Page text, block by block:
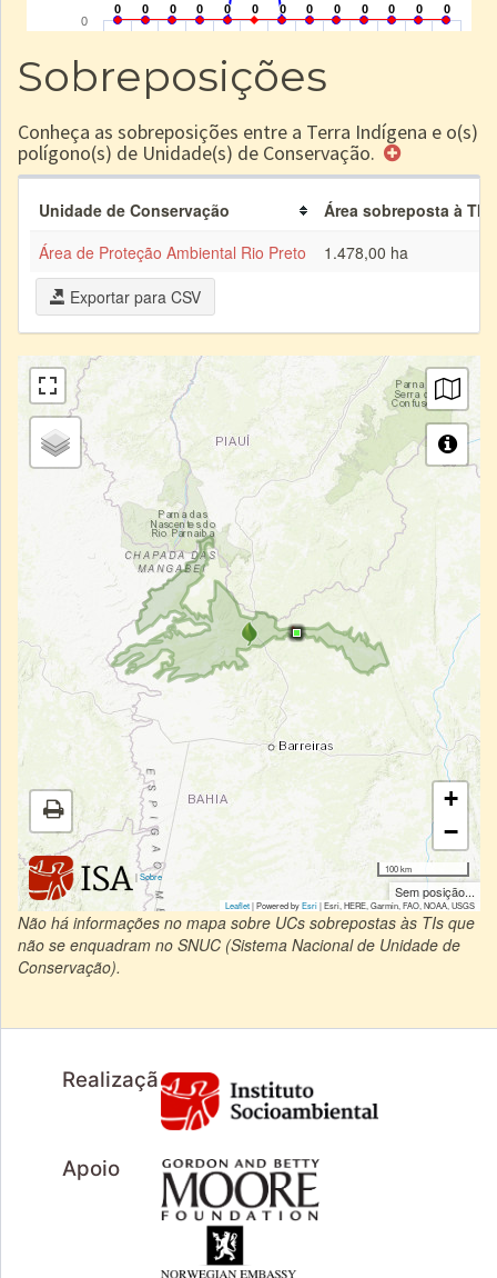
Sobreposições
Conheça as sobreposições entre a Terra Indígena e o(s)
polígono(s) de Unidade(s) de Conservação.
Unidade de Conservação
Área sobreposta à TI
Área de Proteção Ambiental Rio Preto
1.478,00 ha
Exportar para CSV
|Sobre
+
−
100 km
Sem posição...
Leaflet| Powered byEsri|Esri, HERE, Garmin, FAO, NOAA, USGS
Não há informações no mapa sobre UCs sobrepostas às TIs que
não se enquadram no SNUC (Sistema Nacional de Unidade de
Conservação).